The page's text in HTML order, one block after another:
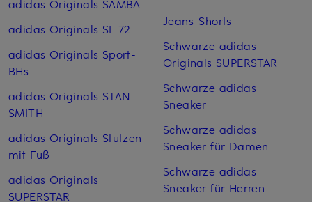
adidas Originals SAMBA
adidas Originals SL 72
adidas Originals Sport-
BHs
adidas Originals STAN
SMITH
adidas Originals Stutzen
mit Fuß
adidas Originals
SUPERSTAR
Jeans-Shorts
Schwarze adidas
Originals SUPERSTAR
Schwarze adidas
Sneaker
Schwarze adidas
Sneaker für Damen
Schwarze adidas
Sneaker für Herren